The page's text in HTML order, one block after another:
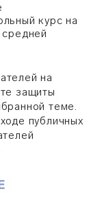
курс на
на
защиты
теме.
публичных